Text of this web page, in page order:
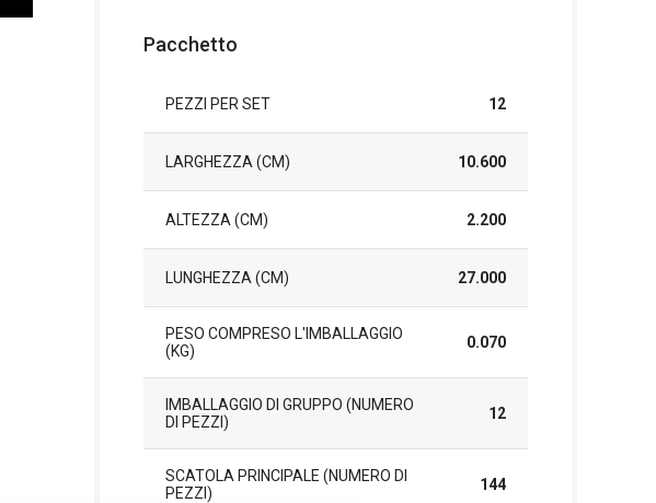
Pacchetto
PEZZI PER SET 12
LARGHEZZA (CM) 10.600
ALTEZZA (CM) 2.200
LUNGHEZZA (CM) 27.000
PESO COMPRESO L'IMBALLAGGIO
(KG)
0.070
IMBALLAGGIO DI GRUPPO (NUMERO
DI PEZZI)
12
SCATOLA PRINCIPALE (NUMERO DI
PEZZI)
144